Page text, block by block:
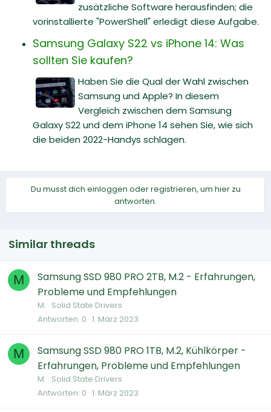
zusätzliche Software herausfinden; die
vorinstallierte "PowerShell" erledigt diese Aufgabe.
Samsung Galaxy S22 vs iPhone 14: Was
sollten Sie kaufen?
Haben Sie die Qual der Wahl zwischen
Samsung und Apple? In diesem
Vergleich zwischen dem Samsung
Galaxy S22 und dem iPhone 14 sehen Sie, wie sich
die beiden 2022-Handys schlagen.
Du musst dich einloggen oder registrieren, um hier zu
antworten.
Similar threads
M
Samsung SSD 980 PRO 2TB, M.2 - Erfahrungen,
Probleme und Empfehlungen
M. Solid State Drivers
Antworten 0 1. März 2023
M
Samsung SSD 980 PRO 1TB, M.2, Kühlkörper -
Erfahrungen, Probleme und Empfehlungen
M. Solid State Drivers
Antworten 0 1. März 2023